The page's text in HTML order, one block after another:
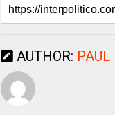
AUTHOR: PAUL